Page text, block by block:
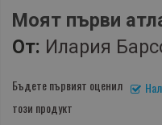
Моят първи
От: Илария
Бъдете първият оценил
този продукт